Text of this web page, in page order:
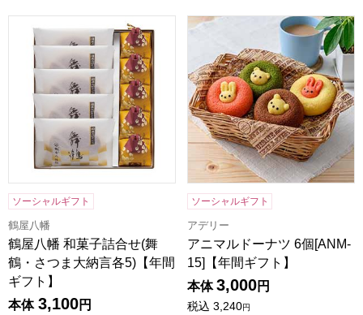
鶴屋八幡 和菓子詰合せ(舞鶴・さつま大納言各5)【年間ギフ
ソーシャルギフト
鶴屋八幡
鶴屋八幡 和菓子詰合せ(舞
鶴・さつま大納言各5)【年間
ギフト】
本体 3,100円
アニマルドーナツ 6個[ANM-
ソーシャルギフト
アデリー
アニマルドーナツ 6個[ANM-
15]【年間ギフト】
本体 3,000円
税込 3,240円